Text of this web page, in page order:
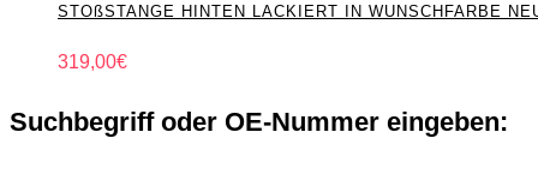
STOßSTANGE HINTEN LACKIERT IN WUNSCHFARBE
319,00€
Suchbegriff oder OE-Nummer eingeben: